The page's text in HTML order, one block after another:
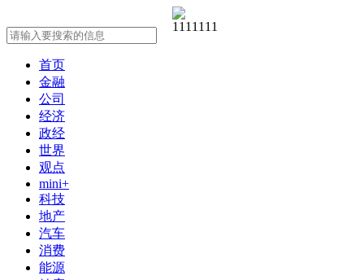
首页
金融
公司
经济
政经
世界
观点
mini+
科技
地产
汽车
消费
能源